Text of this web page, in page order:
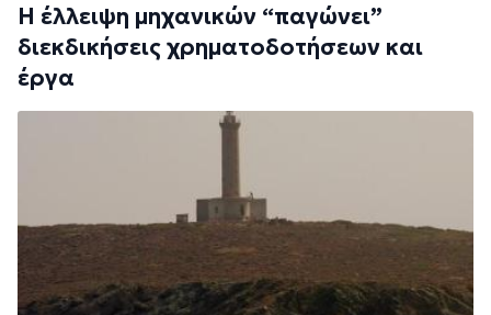
Η έλλειψη μηχανικών “παγώνει”
διεκδικήσεις χρηματοδοτήσεων και
έργα